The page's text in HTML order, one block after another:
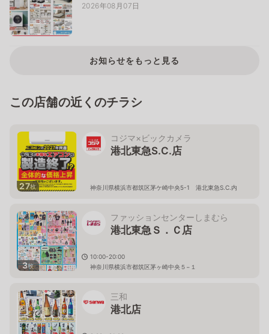
2026年08月07日
お知らせをもっと見る
この店舗の近くのチラシ
27枚
コジマ×ビックカメラ
港北東急S.C.店
神奈川県横浜市都筑区茅ケ崎中央5-1 港北東急S.C.内
3枚
ファッションセンターしまむら
港北東急Ｓ．Ｃ店
10:00-20:00
神奈川県横浜市都筑区茅ヶ崎中央５−１
三和
港北店